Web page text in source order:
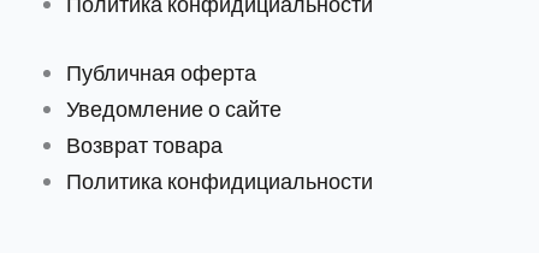
Публичная оферта
Уведомление о сайте
Возврат товара
Политика конфидициальности